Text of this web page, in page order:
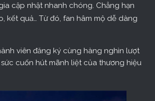
cập nhật nhanh chóng. Chẳng hạn
kết quả… Từ đó, fan hâm mộ dễ dàng
viên đăng ký cùng hàng nghìn lượt
cuốn hút mãnh liệt của thương hiệu